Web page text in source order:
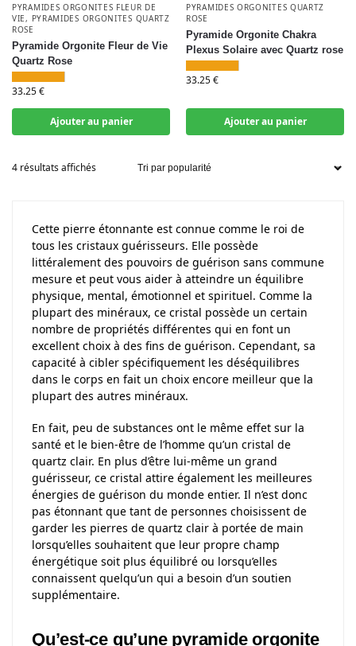
PYRAMIDES ORGONITES FLEUR DE
VIE, PYRAMIDES ORGONITES QUARTZ
ROSE
Pyramide Orgonite Fleur de Vie
Quartz Rose
33.25€
Ajouter au panier
PYRAMIDES ORGONITES QUARTZ
ROSE
Pyramide Orgonite Chakra
Plexus Solaire avec Quartz rose
33.25€
Ajouter au panier
4 résultats affichés
Cette pierre étonnante est connue comme le roi de
tous les cristaux guérisseurs. Elle possède
littéralement des pouvoirs de guérison sans commune
mesure et peut vous aider à atteindre un équilibre
physique, mental, émotionnel et spirituel. Comme la
plupart des minéraux, ce cristal possède un certain
nombre de propriétés différentes qui en font un
excellent choix à des fins de guérison. Cependant, sa
capacité à cibler spécifiquement les déséquilibres
dans le corps en fait un choix encore meilleur que la
plupart des autres minéraux.
En fait, peu de substances ont le même effet sur la
santé et le bien-être de l’homme qu’un cristal de
quartz clair. En plus d’être lui-même un grand
guérisseur, ce cristal attire également les meilleures
énergies de guérison du monde entier. Il n’est donc
pas étonnant que tant de personnes choisissent de
garder les pierres de quartz clair à portée de main
lorsqu’elles souhaitent que leur propre champ
énergétique soit plus équilibré ou lorsqu’elles
connaissent quelqu’un qui a besoin d’un soutien
supplémentaire.
Qu’est-ce qu’une pyramide orgonite